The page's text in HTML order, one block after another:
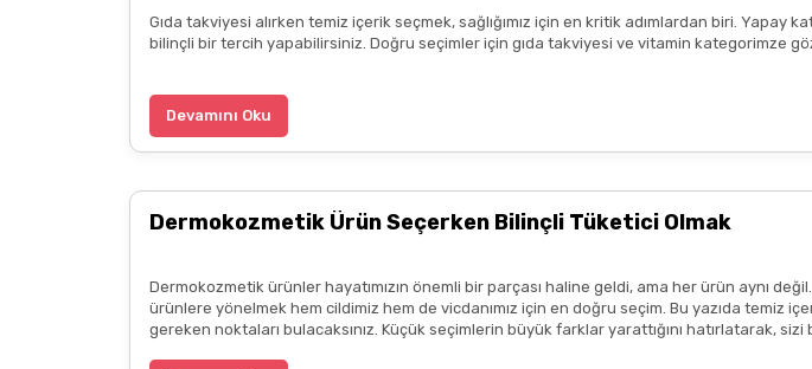
Kargo çok hızlıydı. Ürün içeriğinden ise çok memnun kaldım. Bizlere boykotsuz bu
kadar güzel seçenekler sunduğunuz için de ayrıca teşekkür ediyor ve iyi çalışmalar
Zeynep Akgöz | 25/03/2025
Kargo çok hızlıydı. Ürünün etkisinden de çok memnun kaldım. Çalışmalarınız için
teşekkür ediyorum. Herkesin emeğine sağlık :)
Gıda takviyesi alırken temiz içerik seçmek, sağlığımız için en kritik adımlardan biri.
bilinçli bir tercih yapabilirsiniz. Doğru seçimler için gıda takviyesi ve vitamin kategorimze
Devamını Oku
Dermokozmetik Ürün Seçerken Bilinçli Tüketici Olmak
Dermokozmetik ürünler hayatımızın önemli bir parçası haline geldi, ama her ürün aynı
ürünlere yönelmek hem cildimiz hem de vicdanımız için en doğru seçim. Bu yazıda temiz
gereken noktaları bulacaksınız. Küçük seçimlerin büyük farklar yarattığını hatırlatarak,